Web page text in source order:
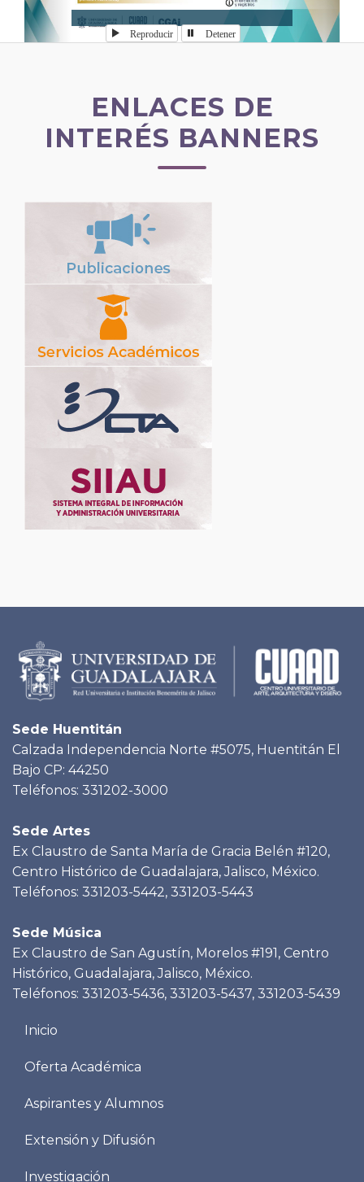
Reproducir Detener
ENLACES DE
INTERÉS BANNERS
Sede Huentitán
Calzada Independencia Norte #5075, Huentitán El
Bajo CP: 44250
Teléfonos: 331202-3000
Sede Artes
Ex Claustro de Santa María de Gracia Belén #120,
Centro Histórico de Guadalajara, Jalisco, México.
Teléfonos: 331203-5442, 331203-5443
Sede Música
Ex Claustro de San Agustín, Morelos #191, Centro
Histórico, Guadalajara, Jalisco, México.
Teléfonos: 331203-5436, 331203-5437, 331203-5439
Menu
Inicio
Oferta Académica
Aspirantes y Alumnos
Extensión y Difusión
Investigación